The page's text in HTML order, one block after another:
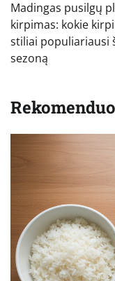
įrašų
Madingas pusilgų
kirpimas: kokie
stiliai populiariausi
sezoną